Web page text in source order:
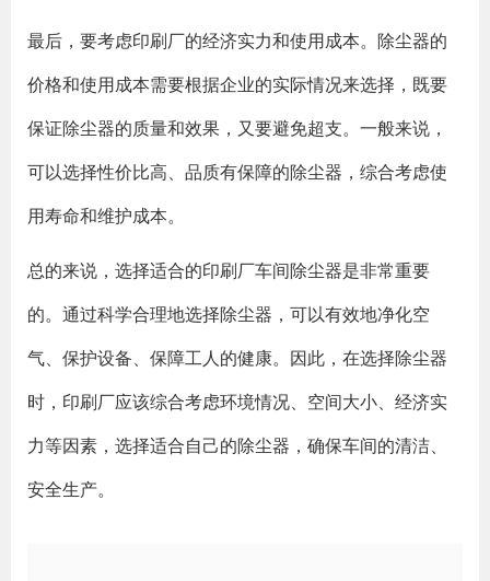
最后，要考虑印刷厂的经济实力和使用成本。除尘器的
价格和使用成本需要根据企业的实际情况来选择，既要
保证除尘器的质量和效果，又要避免超支。一般来说，
可以选择性价比高、品质有保障的除尘器，综合考虑使
用寿命和维护成本。
总的来说，选择适合的印刷厂车间除尘器是非常重要
的。通过科学合理地选择除尘器，可以有效地净化空
气、保护设备、保障工人的健康。因此，在选择除尘器
时，印刷厂应该综合考虑环境情况、空间大小、经济实
力等因素，选择适合自己的除尘器，确保车间的清洁、
安全生产。